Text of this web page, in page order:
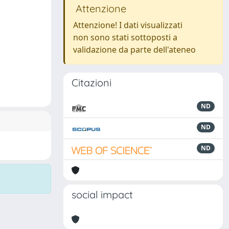
Attenzione
Attenzione! I dati visualizzati
non sono stati sottoposti a
validazione da parte dell'ateneo
Citazioni
ND
ND
ND
social impact